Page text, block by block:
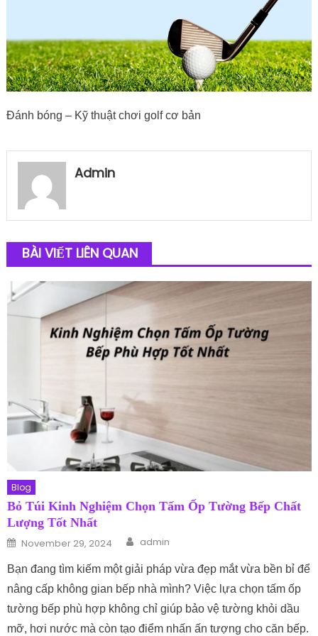
Đánh bóng – Kỹ thuật chơi golf cơ bản
Admin
BÀI VIẾT LIÊN QUAN
Blog
Bỏ Túi Kinh Nghiệm Chọn Tấm Ốp Tường Bếp Chất
Lượng Tốt Nhất
Posted on
November 29, 2024 Author
admin
Bạn đang tìm kiếm một giải pháp vừa đẹp mắt vừa bền bỉ để
nâng cấp không gian bếp nhà mình? Việc lựa chọn tấm ốp
tường bếp phù hợp không chỉ giúp bảo vệ tường khỏi dầu
mỡ, hơi nước mà còn tạo điểm nhấn ấn tượng cho căn bếp.